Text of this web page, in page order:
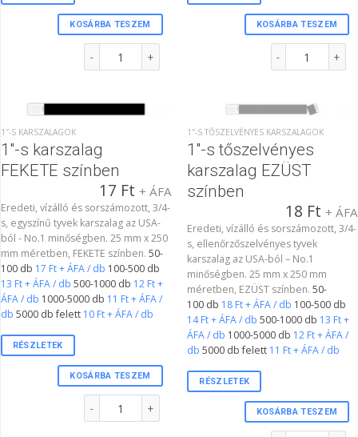
KOSÁRBA TESZEM KOSÁRBA TESZEM
1″-S KARSZALAGOK
1″-s karszalag
FEKETE színben
17 Ft + ÁFA
Eredeti, vízálló és sorszámozott, 3/4-
s, egyszínű tyvek karszalag az USA-
ból - No.1 minőségben. 25 mm x 250
mm méretben, FEKETE színben. 50-
100 db 17 Ft + ÁFA / db 100-500 db
13 Ft + ÁFA / db 500-1000 db 12 Ft +
ÁFA / db 1000-5000 db 11 Ft + ÁFA /
db 5000 db felett 10 Ft + ÁFA / db
RÉSZLETEK
KOSÁRBA TESZEM
1"-s karszalag FEKETE színben mennyiség
1″-S TŐSZELVÉNYES KARSZALAGOK
1″-s tőszelvényes
karszalag EZÜST
színben
18 Ft + ÁFA
Eredeti, vízálló és sorszámozott, 3/4-
s, ellenőrzőszelvényes tyvek
karszalag az USA-ból – No.1
minőségben. 25 mm x 250 mm
méretben, EZÜST színben.50-
100 db 18 Ft + ÁFA / db 100-500 db
14 Ft + ÁFA / db 500-1000 db 13 Ft +
ÁFA / db 1000-5000 db 12 Ft + ÁFA /
db 5000 db felett 11 Ft + ÁFA / db
RÉSZLETEK
KOSÁRBA TESZEM